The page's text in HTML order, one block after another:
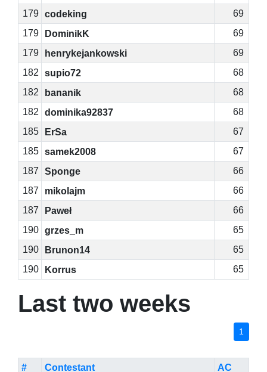
179 codeking
69
179
DominikK
69
179
henrykejankowski
69
182
supio72
68
182
bananik
68
182
dominika92837
68
185
ErSa
67
185 samek2008
67
187
Sponge
66
187
mikolajm
66
187
Paweł
66
190 grzes_m
65
190
Brunon14
65
190
Korrus 65
Last two weeks
1
# Contestant AC